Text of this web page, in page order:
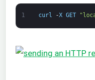
1 curl -X GET